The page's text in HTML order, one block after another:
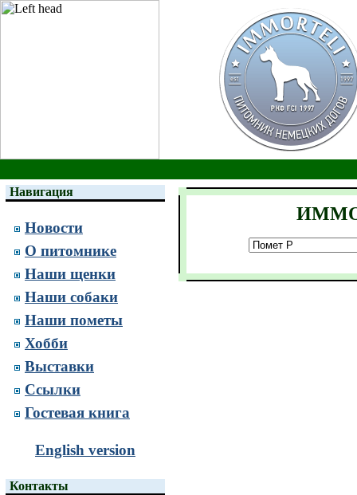
Навигация
Новости
О питомнике
Наши щенки
Наши собаки
Наши пометы
Хобби
Выставки
Ссылки
Гостевая книга
English version
Контакты